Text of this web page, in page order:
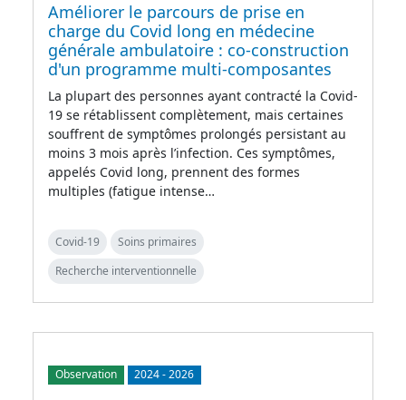
Améliorer le parcours de prise en
charge du Covid long en médecine
générale ambulatoire : co-construction
d'un programme multi-composantes
La plupart des personnes ayant contracté la Covid-
19 se rétablissent complètement, mais certaines
souffrent de symptômes prolongés persistant au
moins 3 mois après l’infection. Ces symptômes,
appelés Covid long, prennent des formes
multiples (fatigue intense…
Covid-19
Soins primaires
Recherche interventionnelle
Observation 2024-2026